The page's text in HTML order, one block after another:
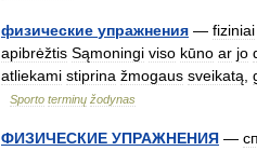
физические упражнения — fiziniai
apibrėžtis Sąmoningi viso kūno ar jo
atliekami stiprina žmogaus sveikatą
Sporto terminų žodynas
ФИЗИЧЕСКИЕ УПРАЖНЕНИЯ —